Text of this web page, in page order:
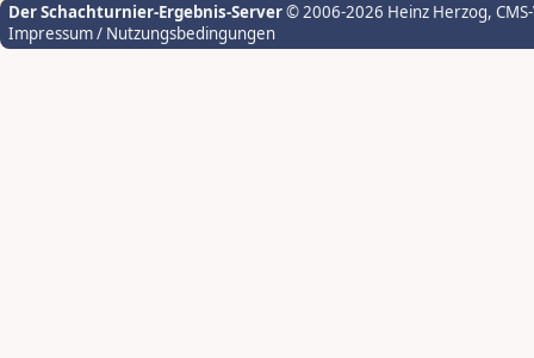
Der Schachturnier-Ergebnis-Server© 2006-2026 Heinz Herzog,
Impressum / Nutzungsbedingungen